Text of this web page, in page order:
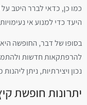
כמו כן, כדאי לברר היטב
היעד כדי למנוע אי
בסופו של דבר, החופשה
להרפתקאות חדשות
נכון ויצירתיות, ניתן
יתרונות חופשת